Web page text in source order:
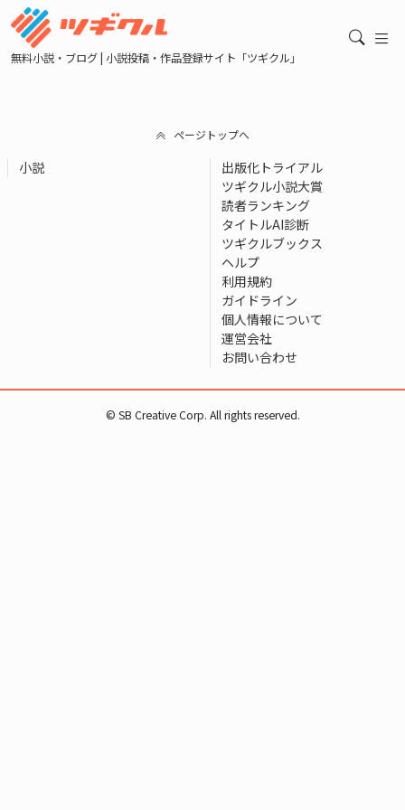
無料小説・ブログ | 小説投稿・作品登録サイト「ツギクル」
ページトップへ
小説
出版化トライアル
ツギクル小説大賞
読者ランキング
タイトルAI診断
ツギクルブックス
ヘルプ
利用規約
ガイドライン
個人情報について
運営会社
お問い合わせ
© SB Creative Corp. All rights reserved.